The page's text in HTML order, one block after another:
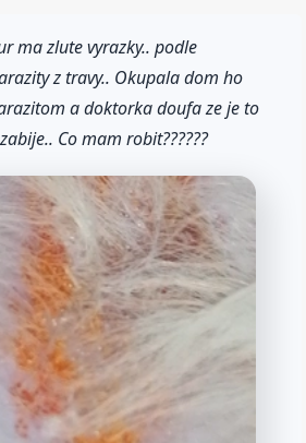
ma zlute vyrazky.. podle
z travy.. Okupala dom ho
a doktorka doufa ze je to
Co mam robit??????